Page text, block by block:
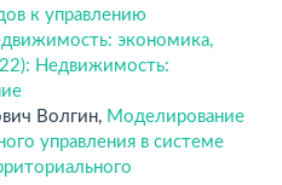
к управлению
экономика,
Недвижимость:
Волгин, Моделирование
управления в системе